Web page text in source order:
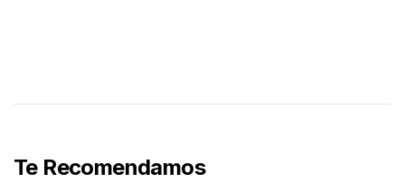
Te Recomendamos